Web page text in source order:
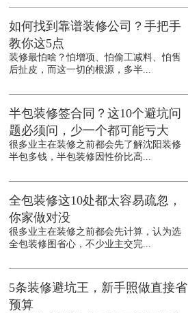
如何找到靠谱装修公司？手把手
教你这5点
装修最怕啥？怕增项、怕偷工减料、怕售
后扯皮，而这一切的根源，多半...
半包装修签合同？这10个避坑问
题必须问，少一个都可能亏大
很多业主在装修之前都会先了解沈阳装修
半包多钱，半包装修因性价比高...
全包装修这10处都太容易疏忽，
你家做对没
很多业主在装修之前都会先计算，认为选
全包装修图省心，不少业主交完...
5条装修避坑王，新手照做直接省
预算